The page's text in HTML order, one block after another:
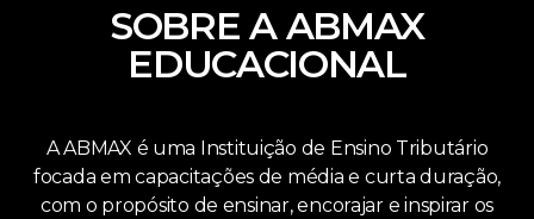
SOBRE A ABMAX
EDUCACIONAL
A ABMAX é uma Instituição de Ensino Tributário
focada em capacitações de média e curta duração,
com o propósito de ensinar, encorajar e inspirar os